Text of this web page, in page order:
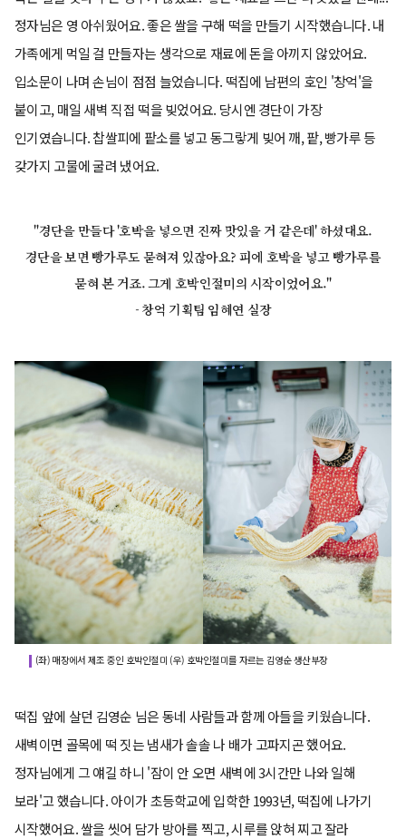
정자님은 영 아쉬웠어요. 좋은 쌀을 구해 떡을 만들기 시작했습니다. 내
가족에게 먹일 걸 만들자는 생각으로 재료에 돈을 아끼지 않았어요.
입소문이 나며 손님이 점점 늘었습니다. 떡집에 남편의 호인 '창억'을
붙이고, 매일 새벽 직접 떡을 빚었어요. 당시엔 경단이 가장
인기였습니다. 찹쌀피에 팥소를 넣고 동그랗게 빚어 깨, 팥, 빵가루 등
갖가지 고물에 굴려 냈어요.
"경단을 만들다 '호박을 넣으면 진짜 맛있을 거 같은데' 하셨대요.
경단을 보면 빵가루도 묻혀져 있잖아요? 피에 호박을 넣고 빵가루를
묻혀 본 거죠. 그게 호박인절미의 시작이었어요."
- 창억 기획팀 임혜연 실장
(좌) 매장에서 제조 중인 호박인절미 (우) 호박인절미를 자르는 김영순 생산부장
떡집 앞에 살던 김영순 님은 동네 사람들과 함께 아들을 키웠습니다.
새벽이면 골목에 떡 짓는 냄새가 솔솔 나 배가 고파지곤 했어요.
정자님에게 그 얘길 하니 '잠이 안 오면 새벽에 3시간만 나와 일해
보라'고 했습니다. 아이가 초등학교에 입학한 1993년, 떡집에 나가기
시작했어요. 쌀을 씻어 담가 방아를 찍고, 시루를 앉혀 찌고 잘라